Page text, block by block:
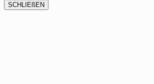
SCHLIEßEN